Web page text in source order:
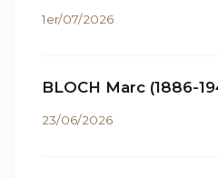
1er/07/2026
BLOCH Marc (1886-
23/06/2026